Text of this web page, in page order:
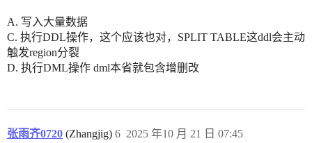
A. 写入大量数据
C. 执行DDL操作，这个应该也对，SPLIT TABLE这ddl会主动
触发region分裂
D. 执行DML操作 dml本省就包含增删改
张雨齐0720 (Zhangjig) 2025 年10 月 21 日 07:45
6